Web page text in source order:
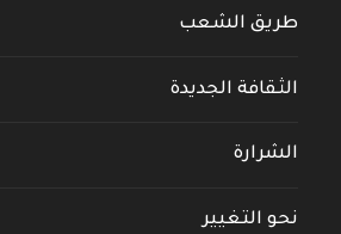
طريق الشعب
الثقافة الجديدة
الشرارة
نحو التغيير